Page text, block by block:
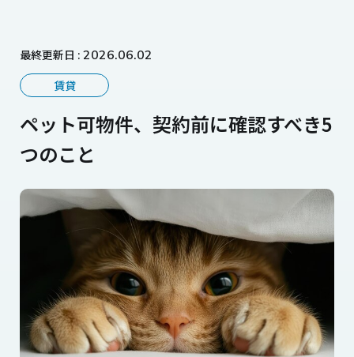
最終更新日 : 2026.06.02
賃貸
ペット可物件、契約前に確認すべき5
つのこと